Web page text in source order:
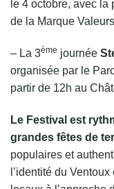
le 4 octobre, avec
de la Marque
– La 3ème journée
organisée par le
partir de 12h au
Le Festival est
grandes fêtes de
populaires et
l’identité du